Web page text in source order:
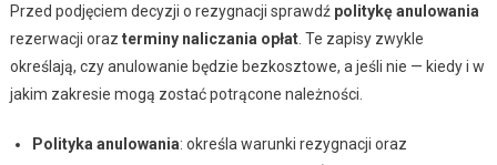
Przed podjęciem decyzji o rezygnacji sprawdź politykę anulowania
rezerwacji oraz terminy naliczania opłat. Te zapisy zwykle
określają, czy anulowanie będzie bezkosztowe, a jeśli nie — kiedy i w
jakim zakresie mogą zostać potrącone należności.
Polityka anulowania: określa warunki rezygnacji oraz